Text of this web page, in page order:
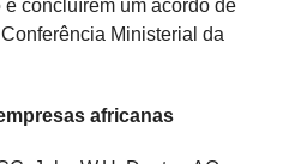
concluírem um acordo de
Ministerial da
africanas